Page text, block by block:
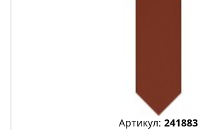
Артикул: 241883